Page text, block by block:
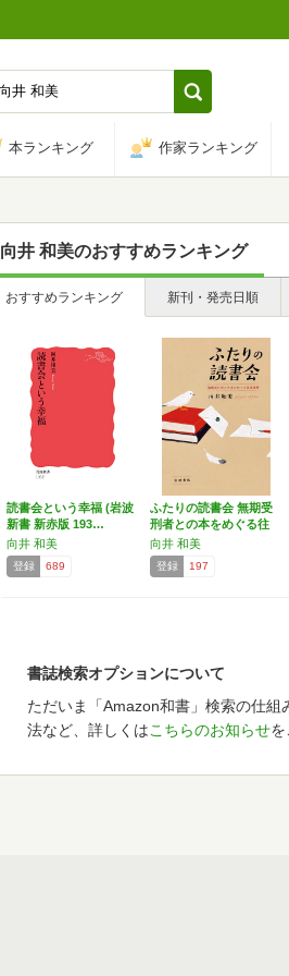
本ランキング 作家ランキング
向井 和美のおすすめランキング
おすすめランキング 新刊・発売日順
読書会という幸福 (岩波
新書 新赤版 193…
向井 和美
登録 689
ふたりの読書会 無期受
刑者との本をめぐる往
復…
向井 和美
登録 197
書誌検索オプションについて
ただいま「Amazon和書」検索の仕
法など、詳しくはこちらのお知らせを